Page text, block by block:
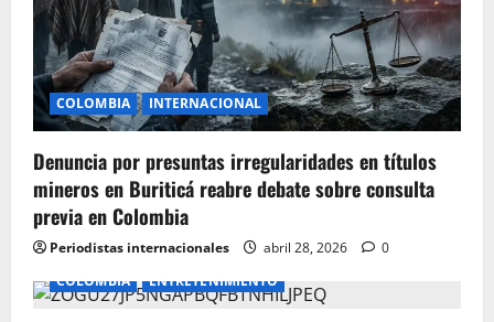
t
i
o
n
COLOMBIA INTERNACIONAL
Denuncia por presuntas irregularidades en títulos
mineros en Buriticá reabre debate sobre consulta
previa en Colombia
Periodistas internacionales abril 28, 2026
0
COLOMBIA
ENTRETENIMIENTO